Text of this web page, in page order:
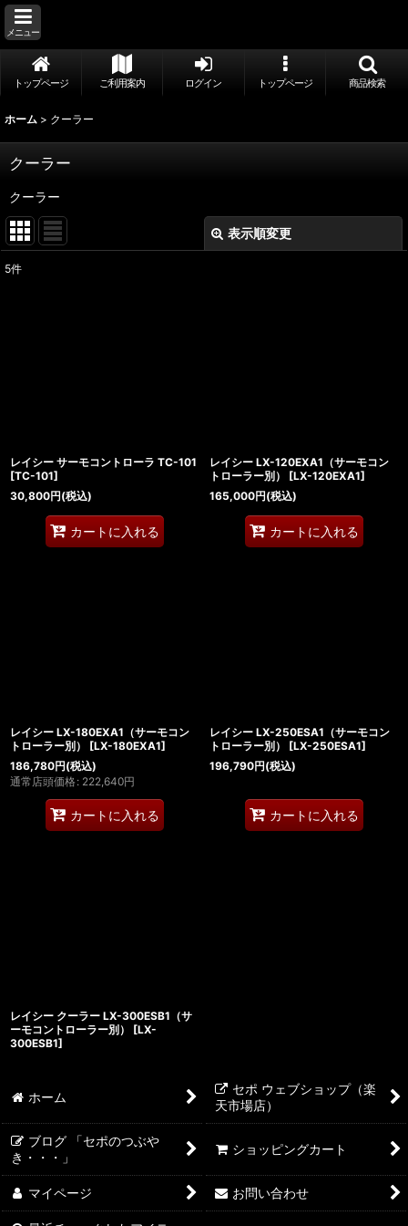
メニュー
トップページ ご利用案内 ログイン トップページ 商品検索
ホーム > クーラー
クーラー
クーラー
表示順変更
5件
レイシー サーモコントローラ TC-101
[TC-101]
30,800円(税込)
カートに入れる
レイシー LX-120EXA1（サーモコン
トローラー別）
[LX-120EXA1]
165,000円(税込)
カートに入れる
レイシー LX-180EXA1（サーモコン
トローラー別） [LX-180EXA1]
186,780円(税込)
通常店頭価格 : 222,640円
カートに入れる
レイシー LX-250ESA1（サーモコン
トローラー別） [LX-250ESA1]
196,790円(税込)
カートに入れる
レイシー クーラー LX-300ESB1（サ
ーモコントローラー別） [LX-
300ESB1]
ホーム
セポ ウェブショップ（楽
天市場店）
ブログ 「セポのつぶや
き・・・」
ショッピングカート
マイページ お問い合わせ